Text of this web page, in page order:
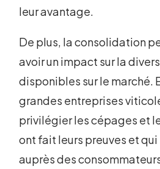
leur avantage.
De plus, la consolidation
avoir un impact sur la
disponibles sur le marché.
grandes entreprises
privilégier les cépages et
ont fait leurs preuves et
auprès des